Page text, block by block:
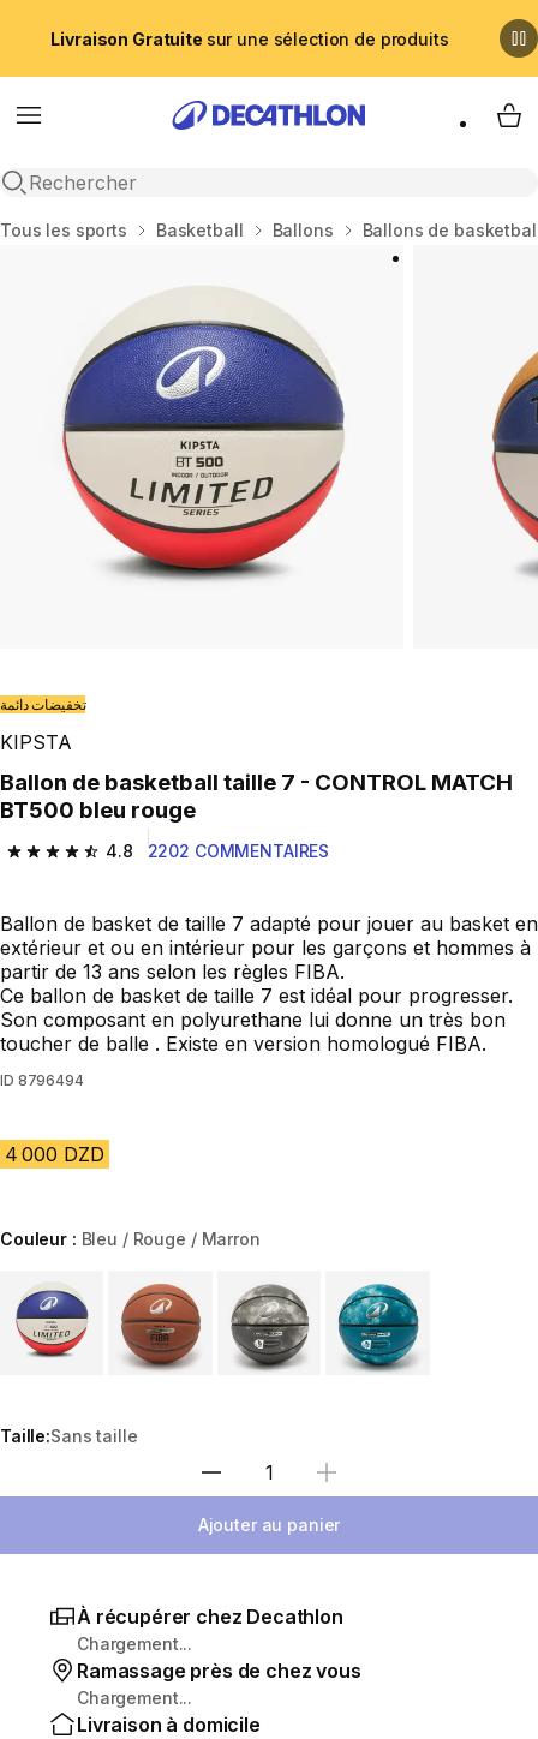
Livraison Gratuite sur une sélection de produits
Menu
Recherche ouverte
My
Accueil
Tous les sports Basketball Ballons Ballons de
تخفيضات دائمة
KIPSTA
Ballon de basketball taille 7 - CONTROL MATCH
BT500 bleu rouge
4.8
4.8 out of 5 stars from 2202 reviews
2202 COMMENTAIRES
Ballon de basket de taille 7 adapté pour jouer au basket en
extérieur et ou en intérieur pour les garçons et hommes à
partir de 13 ans selon les règles FIBA.
Ce ballon de basket de taille 7 est idéal pour progresser.
Son composant en polyurethane lui donne un très bon
toucher de balle . Existe en version homologué FIBA.
ID 8796494
4 000 DZD
Couleur : Bleu / Rouge / Marron
Choose a variant
Taille:Sans taille
Sélectionnez la quantité
Ajouter au panier
À récupérer chez Decathlon
Chargement...
Ramassage près de chez vous
Chargement...
Livraison à domicile